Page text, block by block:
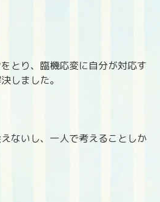
とり、臨機応変に自分が対応す
しました。
ないし、一人で考えることしか